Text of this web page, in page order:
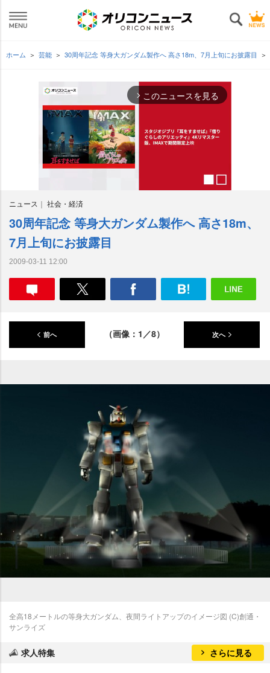
ホーム 芸能 30周年記念 等身大ガンダム製作へ 高さ18m、7月上旬にお披露目
arrow_forward_ios このニュースを見る
M
ニュース 社会・経済
30周年記念 等身大ガンダム製作へ 高さ18m、
7月上旬にお披露目
2009-03-11 12:00
前へ （画像：1／8） 次へ
全高18メートルの等身大ガンダム、夜間ライトアップのイメージ図 (C)創通・
サンライズ
求人特集 さらに見る